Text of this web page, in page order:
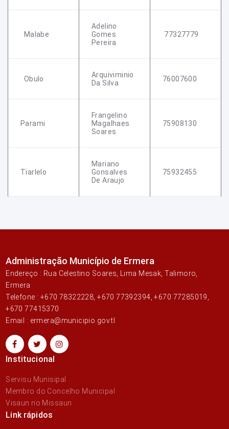
Malabe
Adelino
Gomes
Pereira
77327779
Obulo
Arquiviminio
Da Silva
76007600
Parami
Frangelino
Magalhaes
Soares
75908130
Tiarlelo
Mariano
Gonsalves
De Araujo
75932455
Administração Município de Ermera
Endereço : Rua Celestino Soares, Lima Mesak, Talimoro,
Ermera
Telefone : +670 78322228, +670 77392394, +670 77285019,
+670 77415370
Email : ermera@municipio.gov.tl
Institucional
Servisu Munisipal
Membro do Concelho Municipal
Visaun no Missaun
Link rápidos